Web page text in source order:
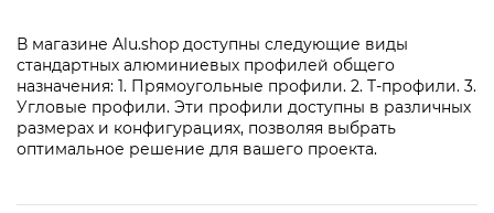
В магазине Alu.shop доступны следующие виды
стандартных алюминиевых профилей общего
назначения: 1. Прямоугольные профили. 2. T-профили. 3.
Угловые профили. Эти профили доступны в различных
размерах и конфигурациях, позволяя выбрать
оптимальное решение для вашего проекта.